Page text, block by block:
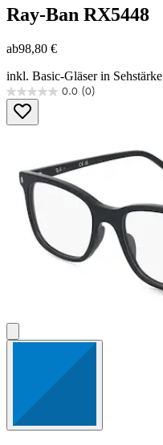
Ray-Ban RX5448
ab98,80 €
inkl. Basic-Gläser in Sehstärke
0.0 (0)
0.0
von
5